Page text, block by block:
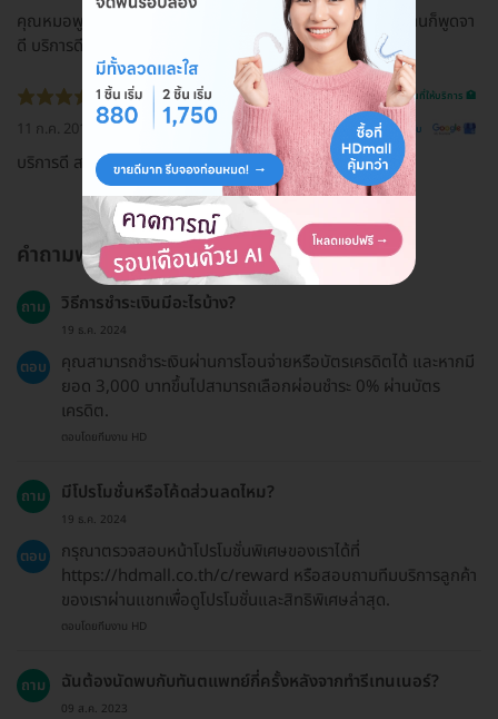
คุณหมอพูดจาไพเราะ บริการดี ฝีมือดีมาก มือเบามากค่ะ พนักงานก็พูดจา
ดี บริการดีค่ะ
รีวิวสถานที่ให้บริการ 🏥
11 ก.ค. 2019 ดูรีวิวต้นฉบับ
บริการดี สถานที่สวยครับ
คำถามพบบ่อย
ถาม วิธีการชำระเงินมีอะไรบ้าง?
19 ธ.ค. 2024
ตอบ
คุณสามารถชำระเงินผ่านการโอนจ่ายหรือบัตรเครดิตได้ และหากมี
ยอด 3,000 บาทขึ้นไปสามารถเลือกผ่อนชำระ 0% ผ่านบัตร
เครดิต.
ตอบโดยทีมงาน HD
ถาม มีโปรโมชั่นหรือโค้ดส่วนลดไหม?
19 ธ.ค. 2024
ตอบ
กรุณาตรวจสอบหน้าโปรโมชั่นพิเศษของเราได้ที่
https://hdmall.co.th/c/reward หรือสอบถามทีมบริการลูกค้า
ของเราผ่านแชทเพื่อดูโปรโมชั่นและสิทธิพิเศษล่าสุด.
ตอบโดยทีมงาน HD
ถาม ฉันต้องนัดพบกับทันตแพทย์กี่ครั้งหลังจากทำรีเทนเนอร์?
09 ส.ค. 2023